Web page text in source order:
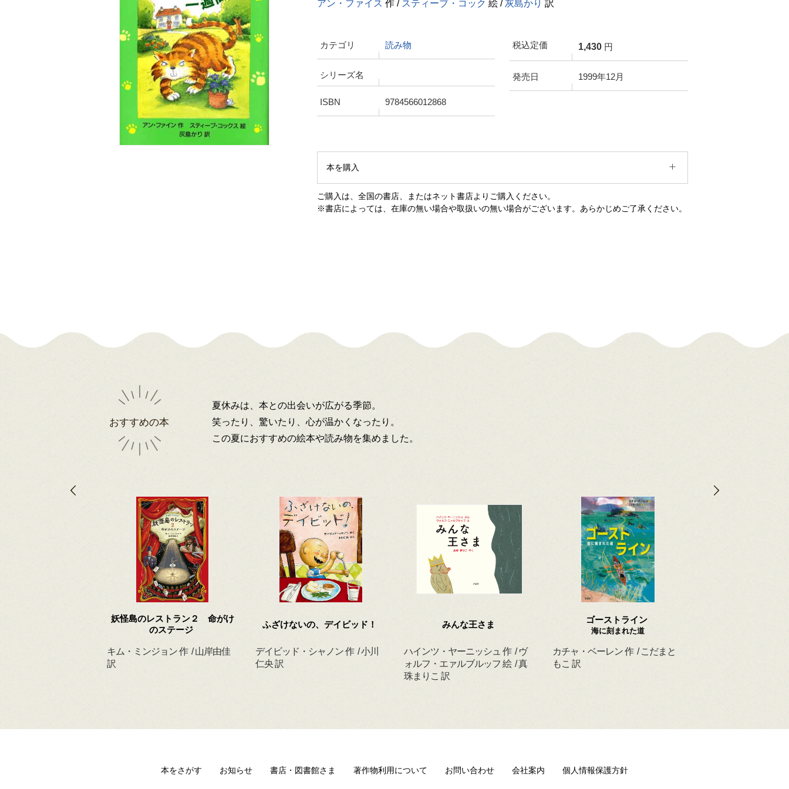
アン・ファイス 作 / スティーブ・コック 絵 / 灰島かり 訳
カテゴリ 読み物
シリーズ名
ISBN 9784566012868
税込定価 1,430円
発売日 1999年12月
本を購入
ご購入は、全国の書店、またはネット書店よりご購入ください。
※書店によっては、在庫の無い場合や取扱いの無い場合がございます。あらかじめご了承ください。
おすすめの本
夏休みは、本との出会いが広がる季節。
笑ったり、驚いたり、心が温かくなったり。
この夏におすすめの絵本や読み物を集めました。
妖怪島のレストラン２ 命がけ
のステージ
キム・ミンジョン 作 / 山岸由佳
訳
ふざけないの、デイビッド！
デイビッド・シャノン 作 / 小川
仁央 訳
みんな王さま
ハインツ・ヤーニッシュ 作 / ヴ
ォルフ・エァルブルッフ 絵 / 真
珠まりこ 訳
ゴーストライン
海に刻まれた道
カチャ・ベーレン 作 / こだまと
もこ 訳
本をさがす お知らせ 書店・図書館さま 著作物利用について お問い合わせ 会社案内 個人情報保護方針